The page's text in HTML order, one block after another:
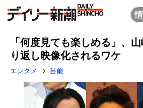
「何度見ても楽しめる」、
り返し映像化されるワケ
エンタメ 芸能